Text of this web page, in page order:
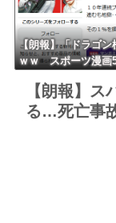
【朗報】「ドラゴ
ｗｗ スポーツ漫画
【朗報】
る…死亡事